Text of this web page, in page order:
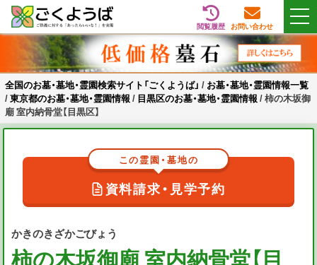
Skip
content
全国のお墓・墓地・霊園検索サイト「ごくようば」
ご供養をもっと身近に
閲覧履歴 お問い合わせ
全国のお墓・墓地・霊園検索サイト「ごくようば」 / お墓・墓地・霊園情報一覧
/東京都のお墓・墓地・霊園情報 / 目黒区のお墓・墓地・霊園情報 /柿の木坂御
廟 室内納骨堂【目黒区】
かきのきざかごびょう
柿の木坂御廟 室内納骨堂【目
この霊園・墓地の
資料請求・見学予約